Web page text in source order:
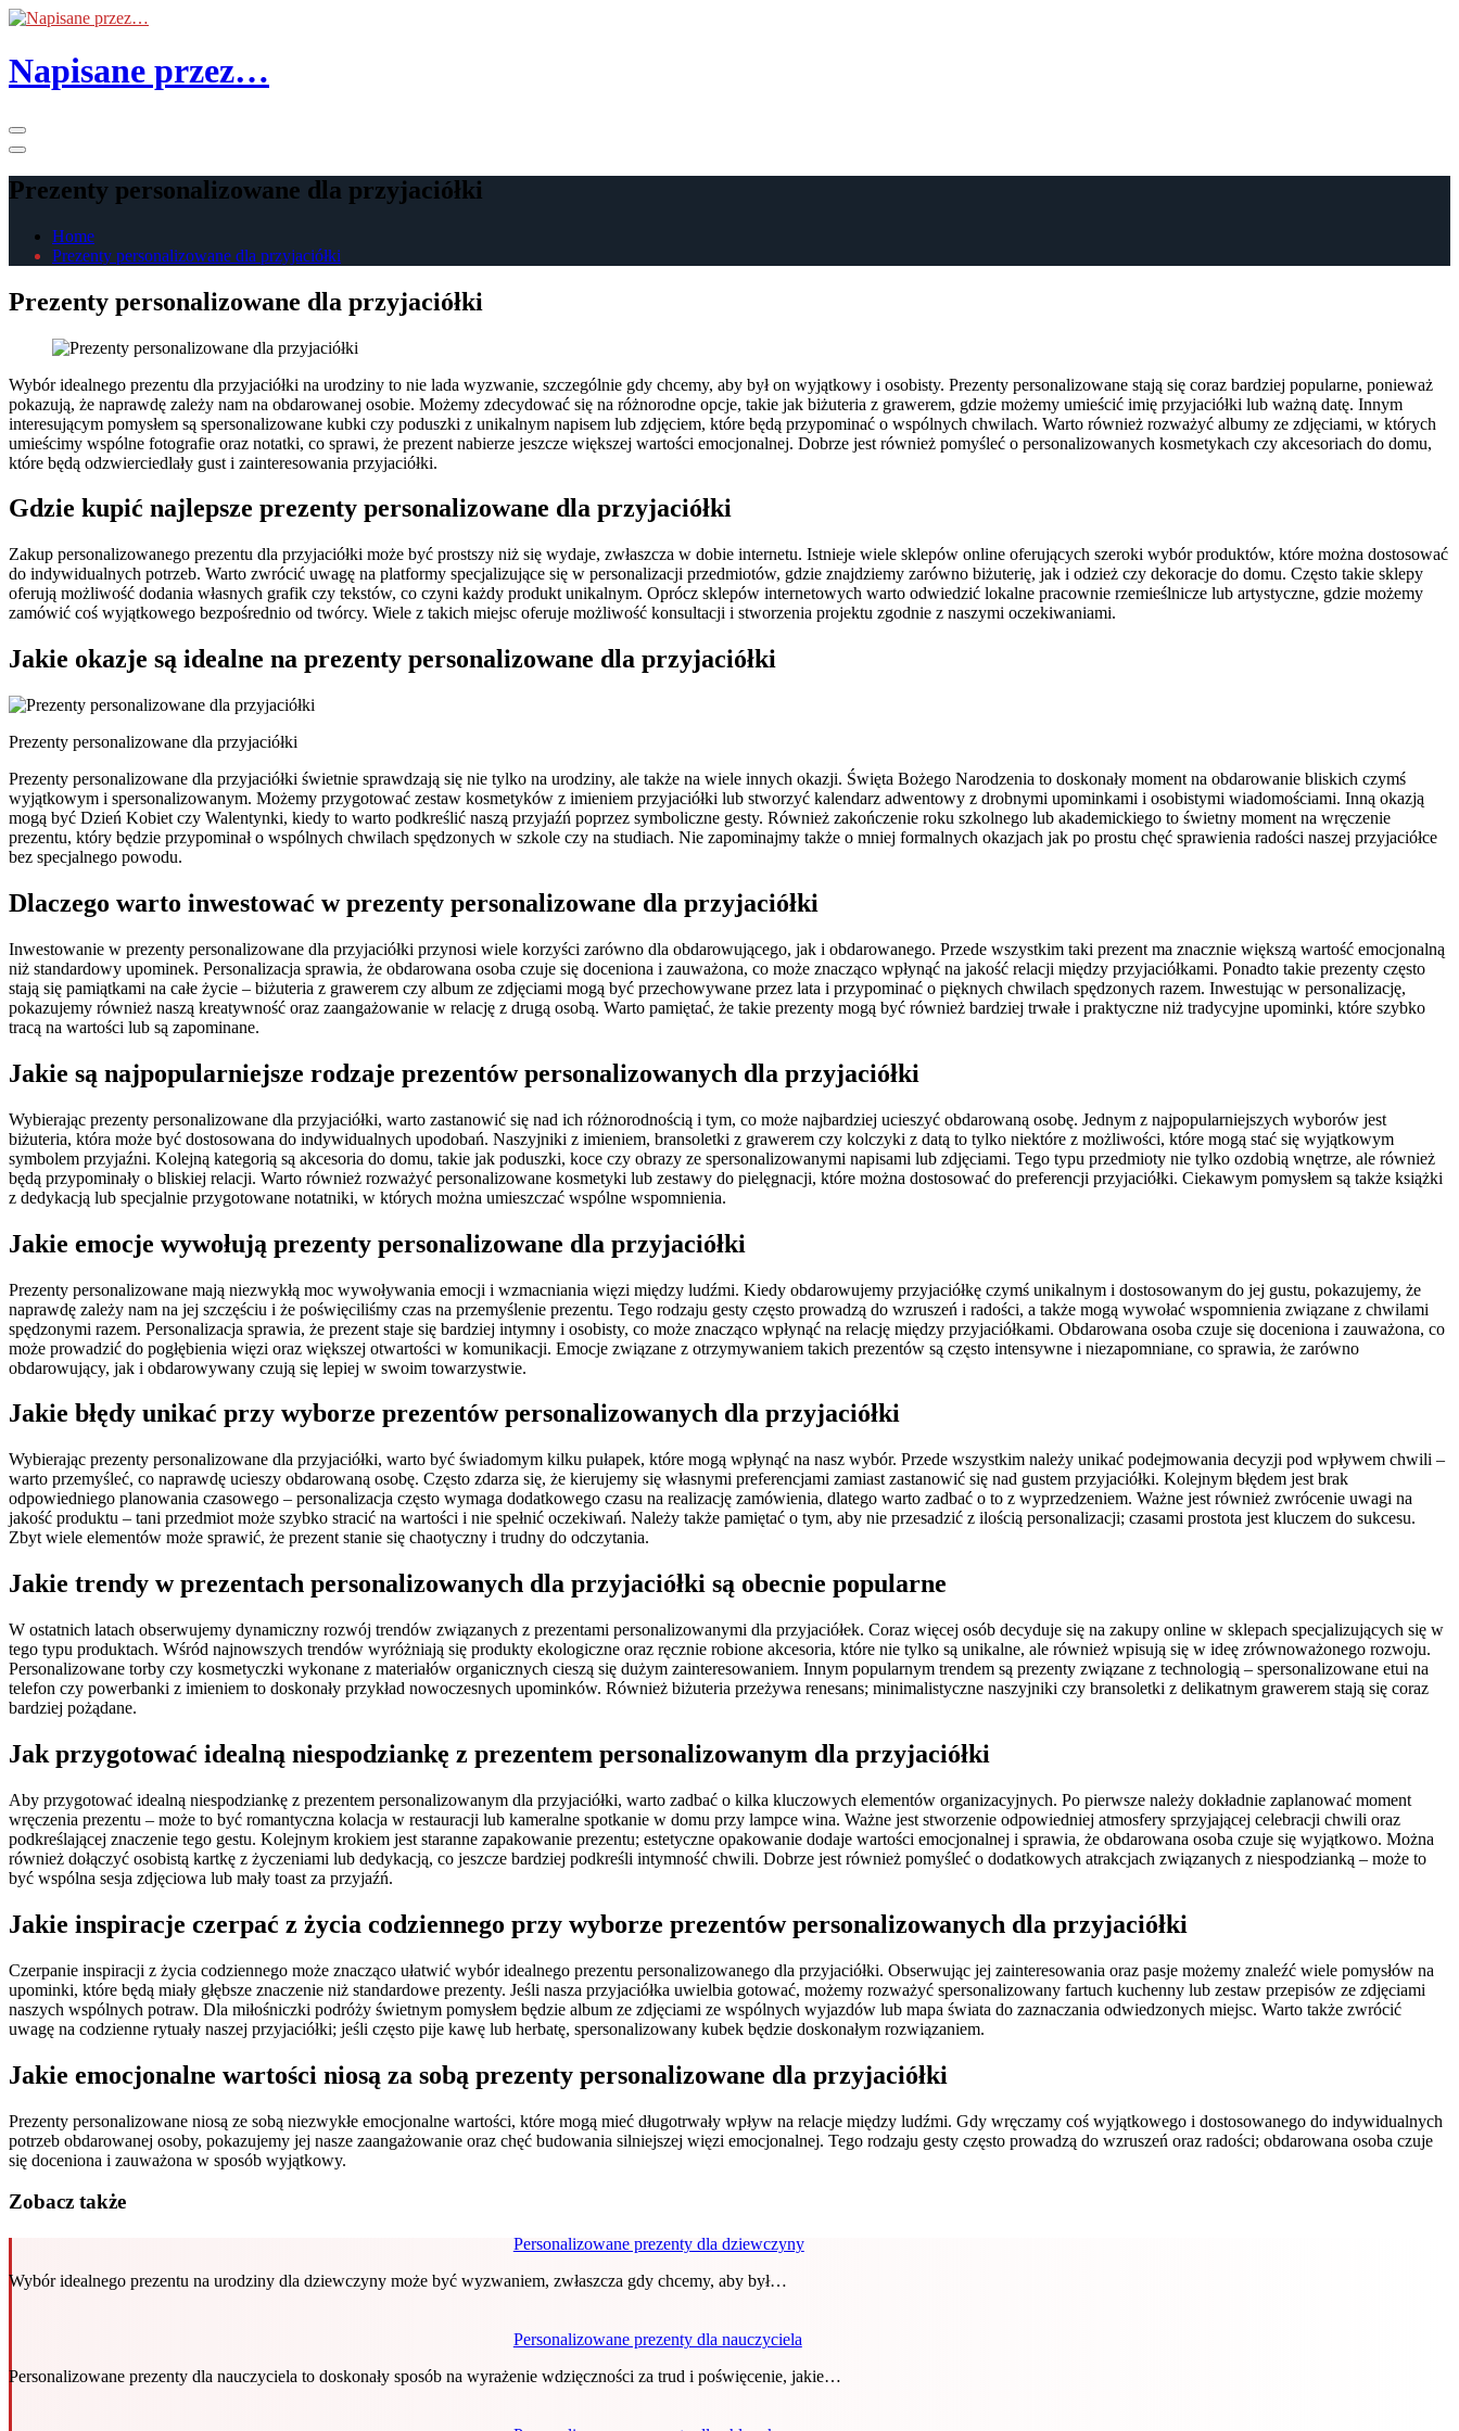
Skip
the
content
Napisane przez…
Prezenty personalizowane dla przyjaciółki
Home
Prezenty personalizowane dla przyjaciółki
Prezenty personalizowane dla przyjaciółki
Wybór idealnego prezentu dla przyjaciółki na urodziny to nie lada wyzwanie, szczególnie gdy chcemy, aby był on wyjątkowy i osobisty. Prezenty personalizowane stają się coraz bardziej popularne, ponieważ
pokazują, że naprawdę zależy nam na obdarowanej osobie. Możemy zdecydować się na różnorodne opcje, takie jak biżuteria z grawerem, gdzie możemy umieścić imię przyjaciółki lub ważną datę. Innym
interesującym pomysłem są spersonalizowane kubki czy poduszki z unikalnym napisem lub zdjęciem, które będą przypominać o wspólnych chwilach. Warto również rozważyć albumy ze zdjęciami, w których
umieścimy wspólne fotografie oraz notatki, co sprawi, że prezent nabierze jeszcze większej wartości emocjonalnej. Dobrze jest również pomyśleć o personalizowanych kosmetykach czy akcesoriach do domu,
które będą odzwierciedlały gust i zainteresowania przyjaciółki.
Gdzie kupić najlepsze prezenty personalizowane dla przyjaciółki
Zakup personalizowanego prezentu dla przyjaciółki może być prostszy niż się wydaje, zwłaszcza w dobie internetu. Istnieje wiele sklepów online oferujących szeroki wybór produktów, które można dostosować
do indywidualnych potrzeb. Warto zwrócić uwagę na platformy specjalizujące się w personalizacji przedmiotów, gdzie znajdziemy zarówno biżuterię, jak i odzież czy dekoracje do domu. Często takie sklepy
oferują możliwość dodania własnych grafik czy tekstów, co czyni każdy produkt unikalnym. Oprócz sklepów internetowych warto odwiedzić lokalne pracownie rzemieślnicze lub artystyczne, gdzie możemy
zamówić coś wyjątkowego bezpośrednio od twórcy. Wiele z takich miejsc oferuje możliwość konsultacji i stworzenia projektu zgodnie z naszymi oczekiwaniami.
Jakie okazje są idealne na prezenty personalizowane dla przyjaciółki
Prezenty personalizowane dla przyjaciółki
Prezenty personalizowane dla przyjaciółki świetnie sprawdzają się nie tylko na urodziny, ale także na wiele innych okazji. Święta Bożego Narodzenia to doskonały moment na obdarowanie bliskich czymś
wyjątkowym i spersonalizowanym. Możemy przygotować zestaw kosmetyków z imieniem przyjaciółki lub stworzyć kalendarz adwentowy z drobnymi upominkami i osobistymi wiadomościami. Inną okazją
mogą być Dzień Kobiet czy Walentynki, kiedy to warto podkreślić naszą przyjaźń poprzez symboliczne gesty. Również zakończenie roku szkolnego lub akademickiego to świetny moment na wręczenie
prezentu, który będzie przypominał o wspólnych chwilach spędzonych w szkole czy na studiach. Nie zapominajmy także o mniej formalnych okazjach jak po prostu chęć sprawienia radości naszej przyjaciółce
bez specjalnego powodu.
Dlaczego warto inwestować w prezenty personalizowane dla przyjaciółki
Inwestowanie w prezenty personalizowane dla przyjaciółki przynosi wiele korzyści zarówno dla obdarowującego, jak i obdarowanego. Przede wszystkim taki prezent ma znacznie większą wartość emocjonalną
niż standardowy upominek. Personalizacja sprawia, że obdarowana osoba czuje się doceniona i zauważona, co może znacząco wpłynąć na jakość relacji między przyjaciółkami. Ponadto takie prezenty często
stają się pamiątkami na całe życie – biżuteria z grawerem czy album ze zdjęciami mogą być przechowywane przez lata i przypominać o pięknych chwilach spędzonych razem. Inwestując w personalizację,
pokazujemy również naszą kreatywność oraz zaangażowanie w relację z drugą osobą. Warto pamiętać, że takie prezenty mogą być również bardziej trwałe i praktyczne niż tradycyjne upominki, które szybko
tracą na wartości lub są zapominane.
Jakie są najpopularniejsze rodzaje prezentów personalizowanych dla przyjaciółki
Wybierając prezenty personalizowane dla przyjaciółki, warto zastanowić się nad ich różnorodnością i tym, co może najbardziej ucieszyć obdarowaną osobę. Jednym z najpopularniejszych wyborów jest
biżuteria, która może być dostosowana do indywidualnych upodobań. Naszyjniki z imieniem, bransoletki z grawerem czy kolczyki z datą to tylko niektóre z możliwości, które mogą stać się wyjątkowym
symbolem przyjaźni. Kolejną kategorią są akcesoria do domu, takie jak poduszki, koce czy obrazy ze spersonalizowanymi napisami lub zdjęciami. Tego typu przedmioty nie tylko ozdobią wnętrze, ale również
będą przypominały o bliskiej relacji. Warto również rozważyć personalizowane kosmetyki lub zestawy do pielęgnacji, które można dostosować do preferencji przyjaciółki. Ciekawym pomysłem są także książki
z dedykacją lub specjalnie przygotowane notatniki, w których można umieszczać wspólne wspomnienia.
Jakie emocje wywołują prezenty personalizowane dla przyjaciółki
Prezenty personalizowane mają niezwykłą moc wywoływania emocji i wzmacniania więzi między ludźmi. Kiedy obdarowujemy przyjaciółkę czymś unikalnym i dostosowanym do jej gustu, pokazujemy, że
naprawdę zależy nam na jej szczęściu i że poświęciliśmy czas na przemyślenie prezentu. Tego rodzaju gesty często prowadzą do wzruszeń i radości, a także mogą wywołać wspomnienia związane z chwilami
spędzonymi razem. Personalizacja sprawia, że prezent staje się bardziej intymny i osobisty, co może znacząco wpłynąć na relację między przyjaciółkami. Obdarowana osoba czuje się doceniona i zauważona, co
może prowadzić do pogłębienia więzi oraz większej otwartości w komunikacji. Emocje związane z otrzymywaniem takich prezentów są często intensywne i niezapomniane, co sprawia, że zarówno
obdarowujący, jak i obdarowywany czują się lepiej w swoim towarzystwie.
Jakie błędy unikać przy wyborze prezentów personalizowanych dla przyjaciółki
Wybierając prezenty personalizowane dla przyjaciółki, warto być świadomym kilku pułapek, które mogą wpłynąć na nasz wybór. Przede wszystkim należy unikać podejmowania decyzji pod wpływem chwili –
warto przemyśleć, co naprawdę ucieszy obdarowaną osobę. Często zdarza się, że kierujemy się własnymi preferencjami zamiast zastanowić się nad gustem przyjaciółki. Kolejnym błędem jest brak
odpowiedniego planowania czasowego – personalizacja często wymaga dodatkowego czasu na realizację zamówienia, dlatego warto zadbać o to z wyprzedzeniem. Ważne jest również zwrócenie uwagi na
jakość produktu – tani przedmiot może szybko stracić na wartości i nie spełnić oczekiwań. Należy także pamiętać o tym, aby nie przesadzić z ilością personalizacji; czasami prostota jest kluczem do sukcesu.
Zbyt wiele elementów może sprawić, że prezent stanie się chaotyczny i trudny do odczytania.
Jakie trendy w prezentach personalizowanych dla przyjaciółki są obecnie popularne
W ostatnich latach obserwujemy dynamiczny rozwój trendów związanych z prezentami personalizowanymi dla przyjaciółek. Coraz więcej osób decyduje się na zakupy online w sklepach specjalizujących się w
tego typu produktach. Wśród najnowszych trendów wyróżniają się produkty ekologiczne oraz ręcznie robione akcesoria, które nie tylko są unikalne, ale również wpisują się w ideę zrównoważonego rozwoju.
Personalizowane torby czy kosmetyczki wykonane z materiałów organicznych cieszą się dużym zainteresowaniem. Innym popularnym trendem są prezenty związane z technologią – spersonalizowane etui na
telefon czy powerbanki z imieniem to doskonały przykład nowoczesnych upominków. Również biżuteria przeżywa renesans; minimalistyczne naszyjniki czy bransoletki z delikatnym grawerem stają się coraz
bardziej pożądane.
Jak przygotować idealną niespodziankę z prezentem personalizowanym dla przyjaciółki
Aby przygotować idealną niespodziankę z prezentem personalizowanym dla przyjaciółki, warto zadbać o kilka kluczowych elementów organizacyjnych. Po pierwsze należy dokładnie zaplanować moment
wręczenia prezentu – może to być romantyczna kolacja w restauracji lub kameralne spotkanie w domu przy lampce wina. Ważne jest stworzenie odpowiedniej atmosfery sprzyjającej celebracji chwili oraz
podkreślającej znaczenie tego gestu. Kolejnym krokiem jest staranne zapakowanie prezentu; estetyczne opakowanie dodaje wartości emocjonalnej i sprawia, że obdarowana osoba czuje się wyjątkowo. Można
również dołączyć osobistą kartkę z życzeniami lub dedykacją, co jeszcze bardziej podkreśli intymność chwili. Dobrze jest również pomyśleć o dodatkowych atrakcjach związanych z niespodzianką – może to
być wspólna sesja zdjęciowa lub mały toast za przyjaźń.
Jakie inspiracje czerpać z życia codziennego przy wyborze prezentów personalizowanych dla przyjaciółki
Czerpanie inspiracji z życia codziennego może znacząco ułatwić wybór idealnego prezentu personalizowanego dla przyjaciółki. Obserwując jej zainteresowania oraz pasje możemy znaleźć wiele pomysłów na
upominki, które będą miały głębsze znaczenie niż standardowe prezenty. Jeśli nasza przyjaciółka uwielbia gotować, możemy rozważyć spersonalizowany fartuch kuchenny lub zestaw przepisów ze zdjęciami
naszych wspólnych potraw. Dla miłośniczki podróży świetnym pomysłem będzie album ze zdjęciami ze wspólnych wyjazdów lub mapa świata do zaznaczania odwiedzonych miejsc. Warto także zwrócić
uwagę na codzienne rytuały naszej przyjaciółki; jeśli często pije kawę lub herbatę, spersonalizowany kubek będzie doskonałym rozwiązaniem.
Jakie emocjonalne wartości niosą za sobą prezenty personalizowane dla przyjaciółki
Prezenty personalizowane niosą ze sobą niezwykłe emocjonalne wartości, które mogą mieć długotrwały wpływ na relacje między ludźmi. Gdy wręczamy coś wyjątkowego i dostosowanego do indywidualnych
potrzeb obdarowanej osoby, pokazujemy jej nasze zaangażowanie oraz chęć budowania silniejszej więzi emocjonalnej. Tego rodzaju gesty często prowadzą do wzruszeń oraz radości; obdarowana osoba czuje
się doceniona i zauważona w sposób wyjątkowy.
Zobacz także
Personalizowane prezenty dla dziewczyny
Wybór idealnego prezentu na urodziny dla dziewczyny może być wyzwaniem, zwłaszcza gdy chcemy, aby był…
Personalizowane prezenty dla nauczyciela
Personalizowane prezenty dla nauczyciela to doskonały sposób na wyrażenie wdzięczności za trud i poświęcenie, jakie…